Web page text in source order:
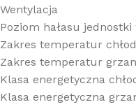
Wentylacja
Poziom hałasu
Zakres temperatur
Zakres temperatur
Klasa energetyczna
Klasa energetyczna